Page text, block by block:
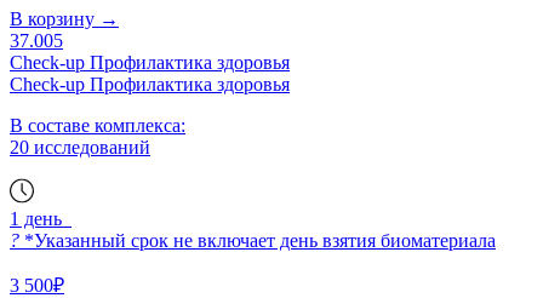
В корзину →
37.005
Check-up Профилактика здоровья
Check-up Профилактика здоровья
В составе комплекса:
20 исследований
1 день
? *Указанный срок не включает день взятия биоматериала
3 500₽